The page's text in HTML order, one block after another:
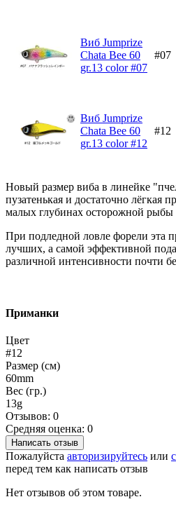
Виб Jumprize
Chata Bee 60
gr.13 color #07
#07
Виб Jumprize
Chata Bee 60
gr.13 color #12
#12
Новый размер виба в линейке
пузатенькая и достаточно лёгкая
малых глубинах осторожной рыбы
При подледной ловле форели эта
лучших, а самой эффективной
различной интенсивности почти
Приманки
Цвет
#12
Размер (см)
60mm
Вес (гр.)
13g
Отзывов: 0
Средняя оценка: 0
Написать отзыв
Пожалуйста авторизируйтесь или
перед тем как написать отзыв
Нет отзывов об этом товаре.